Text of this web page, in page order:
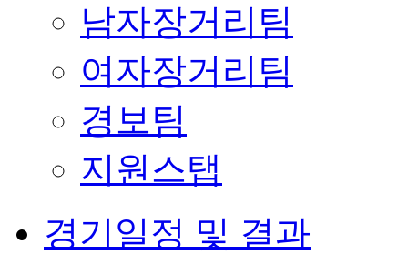
남자장거리팀
여자장거리팀
경보팀
지원스탭
경기일정 및 결과